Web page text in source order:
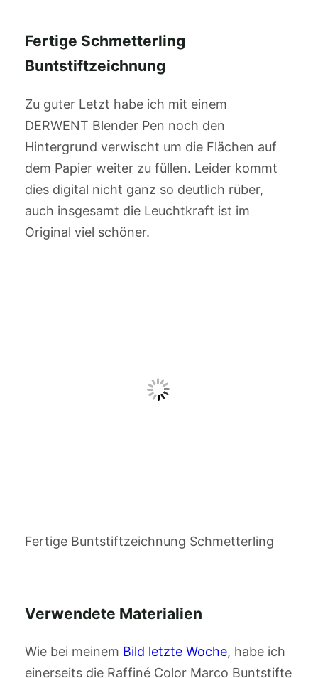
Fertige Schmetterling
Buntstiftzeichnung
Zu guter Letzt habe ich mit einem
DERWENT Blender Pen noch den
Hintergrund verwischt um die Flächen auf
dem Papier weiter zu füllen. Leider kommt
dies digital nicht ganz so deutlich rüber,
auch insgesamt die Leuchtkraft ist im
Original viel schöner.
Fertige Buntstiftzeichnung Schmetterling
Verwendete Materialien
Wie bei meinem Bild letzte Woche, habe ich
einerseits die Raffiné Color Marco Buntstifte